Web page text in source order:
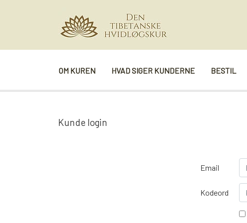
OM KUREN HVAD SIGER KUNDERNE BESTIL
Kunde login
Email
Kodeord